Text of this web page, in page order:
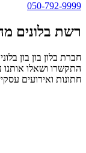
050-792-9999
רשת בלונים
חברת בלון בון בון
התקשרו ושאלו אותנו
חתונות ואירועים